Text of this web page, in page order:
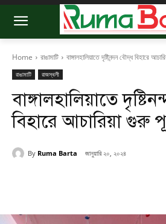
Home রাঙামাটি বাঙ্গালহালিয়াতে দৃষ্টিনন্দন বৌদ্ধ বিহারে
রাঙামাটি রাজস্থলী
বাঙ্গালহালিয়াতে
বিহারে আচারিয়া গুরু
By Ruma Barta জানুয়ারি ২০, ২০২৪